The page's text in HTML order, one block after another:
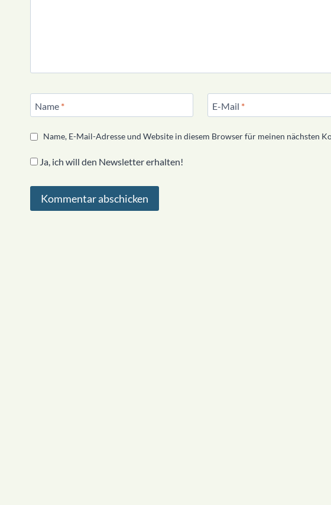
Name * E-Mail *
Name, E-Mail-Adresse und Website in diesem Browser für meinen nächsten
Ja, ich will den Newsletter erhalten!